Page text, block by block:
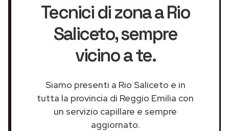
Tecnici di zona a Rio
Saliceto, sempre
vicino a te.
Siamo presenti a Rio Saliceto e in
tutta la provincia di Reggio Emilia con
un servizio capillare e sempre
aggiornato.